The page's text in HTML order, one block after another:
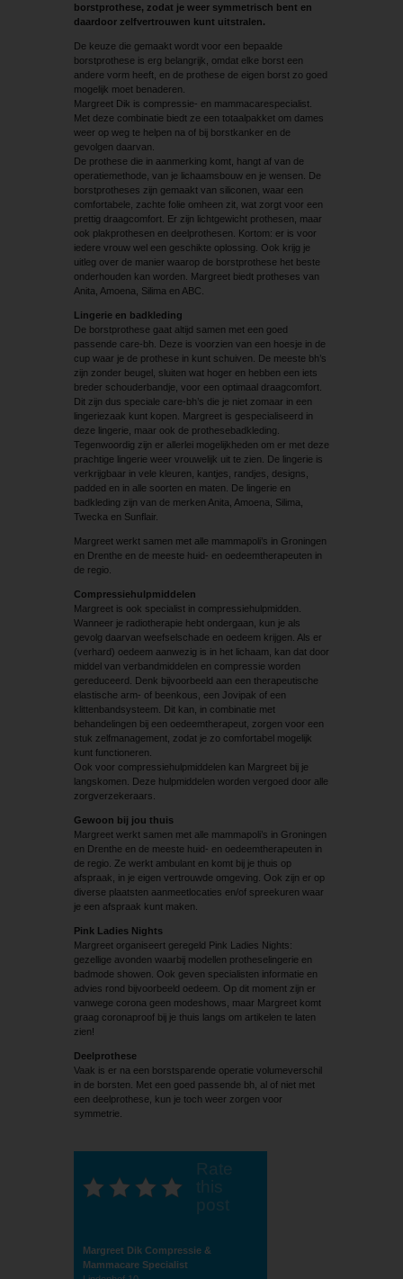
borstprothese, zodat je weer symmetrisch bent en
daardoor zelfvertrouwen kunt uitstralen.
De keuze die gemaakt wordt voor een bepaalde
borstprothese is erg belangrijk, omdat elke borst een
andere vorm heeft, en de prothese de eigen borst zo goed
mogelijk moet benaderen.
Margreet Dik is compressie- en mammacarespecialist.
Met deze combinatie biedt ze een totaalpakket om dames
weer op weg te helpen na of bij borstkanker en de
gevolgen daarvan.
De prothese die in aanmerking komt, hangt af van de
operatiemethode, van je lichaamsbouw en je wensen. De
borstprotheses zijn gemaakt van siliconen, waar een
comfortabele, zachte folie omheen zit, wat zorgt voor een
prettig draagcomfort. Er zijn lichtgewicht prothesen, maar
ook plakprothesen en deelprothesen. Kortom: er is voor
iedere vrouw wel een geschikte oplossing. Ook krijg je
uitleg over de manier waarop de borstprothese het beste
onderhouden kan worden. Margreet biedt protheses van
Anita, Amoena, Silima en ABC.
Lingerie en badkleding
De borstprothese gaat altijd samen met een goed
passende care-bh. Deze is voorzien van een hoesje in de
cup waar je de prothese in kunt schuiven. De meeste bh’s
zijn zonder beugel, sluiten wat hoger en hebben een iets
breder schouderbandje, voor een optimaal draagcomfort.
Dit zijn dus speciale care-bh’s die je niet zomaar in een
lingeriezaak kunt kopen. Margreet is gespecialiseerd in
deze lingerie, maar ook de prothesebadkleding.
Tegenwoordig zijn er allerlei mogelijkheden om er met deze
prachtige lingerie weer vrouwelijk uit te zien. De lingerie is
verkrijgbaar in vele kleuren, kantjes, randjes, designs,
padded en in alle soorten en maten. De lingerie en
badkleding zijn van de merken Anita, Amoena, Silima,
Twecka en Sunflair.
Margreet werkt samen met alle mammapoli’s in Groningen
en Drenthe en de meeste huid- en oedeemtherapeuten in
de regio.
Compressiehulpmiddelen
Margreet is ook specialist in compressiehulpmidden.
Wanneer je radiotherapie hebt ondergaan, kun je als
gevolg daarvan weefselschade en oedeem krijgen. Als er
(verhard) oedeem aanwezig is in het lichaam, kan dat door
middel van verbandmiddelen en compressie worden
gereduceerd. Denk bijvoorbeeld aan een therapeutische
elastische arm- of beenkous, een Jovipak of een
klittenbandsysteem. Dit kan, in combinatie met
behandelingen bij een oedeemtherapeut, zorgen voor een
stuk zelfmanagement, zodat je zo comfortabel mogelijk
kunt functioneren.
Ook voor compressiehulpmiddelen kan Margreet bij je
langskomen. Deze hulpmiddelen worden vergoed door alle
zorgverzekeraars.
Gewoon bij jou thuis
Margreet werkt samen met alle mammapoli’s in Groningen
en Drenthe en de meeste huid- en oedeemtherapeuten in
de regio. Ze werkt ambulant en komt bij je thuis op
afspraak, in je eigen vertrouwde omgeving. Ook zijn er op
diverse plaatsten aanmeetlocaties en/of spreekuren waar
je een afspraak kunt maken.
Pink Ladies Nights
Margreet organiseert geregeld Pink Ladies Nights:
gezellige avonden waarbij modellen protheselingerie en
badmode showen. Ook geven specialisten informatie en
advies rond bijvoorbeeld oedeem. Op dit moment zijn er
vanwege corona geen modeshows, maar Margreet komt
graag coronaproof bij je thuis langs om artikelen te laten
zien!
Deelprothese
Vaak is er na een borstsparende operatie volumeverschil
in de borsten. Met een goed passende bh, al of niet met
een deelprothese, kun je toch weer zorgen voor
symmetrie.
Rate
this
post
Margreet Dik Compressie &
Mammacare Specialist